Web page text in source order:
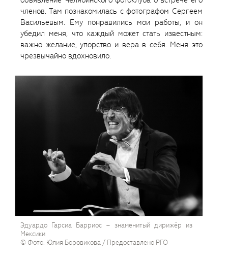
членов. Там познакомилась с фотографом Сергеем
Васильевым. Ему понравились мои работы, и он
убедил меня, что каждый может стать известным:
важно желание, упорство и вера в себя. Меня это
чрезвычайно вдохновило.
Эдуардо Гарсиа Барриос – знаменитый дирижёр из
Мексики
© Фото: Юлия Боровикова / Предоставлено РГО